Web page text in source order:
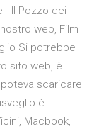
- Il Pozzo dei
web, Film
Si potrebbe
sito web, è
scaricare
è
Macbook,